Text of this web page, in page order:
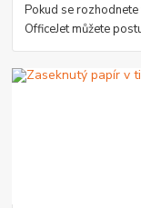
Pokud se
OfficeJet můžete